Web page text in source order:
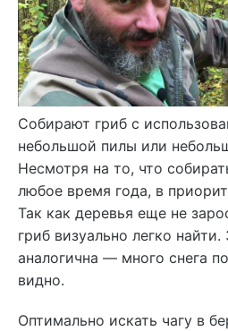
Собирают гриб с
небольшой пилы или
Несмотря на то, что
любое время года, в
Так как деревья еще не
гриб визуально легко
аналогична — много снега
видно.
Оптимально искать чагу в